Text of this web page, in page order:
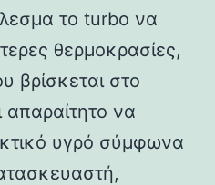
το turbo να
θερμοκρασίες,
βρίσκεται στο
απαραίτητο να
υγρό σύμφωνα